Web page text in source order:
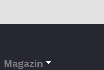
Magazin